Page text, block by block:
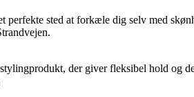
perfekte sted at forkæle dig selv med
der giver fleksibel hold og